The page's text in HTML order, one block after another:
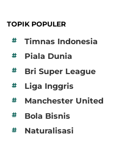
TOPIK POPULER
#
Timnas Indonesia
# Piala Dunia
# Bri Super League
# Liga Inggris
# Manchester United
# Bola Bisnis
# Naturalisasi